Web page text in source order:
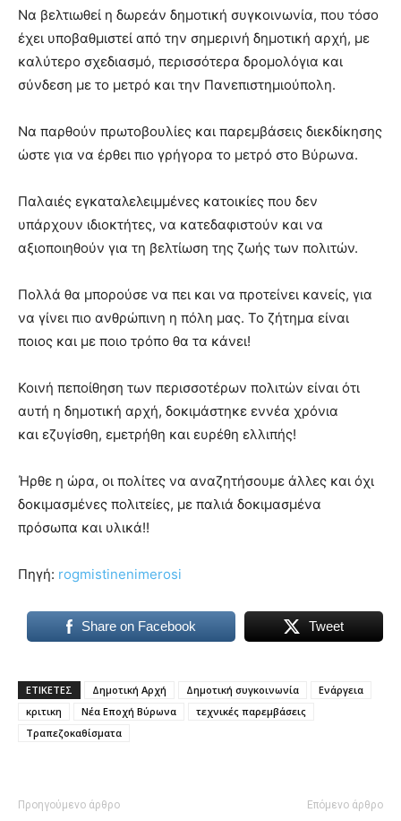
Να βελτιωθεί η δωρεάν δημοτική συγκοινωνία, που τόσο
έχει υποβαθμιστεί από την σημερινή δημοτική αρχή, με
καλύτερο σχεδιασμό, περισσότερα δρομολόγια και
σύνδεση με το μετρό και την Πανεπιστημιούπολη.
Να παρθούν πρωτοβουλίες και παρεμβάσεις διεκδίκησης
ώστε για να έρθει πιο γρήγορα το μετρό στο Βύρωνα.
Παλαιές εγκαταλελειμμένες κατοικίες που δεν
υπάρχουν ιδιοκτήτες, να κατεδαφιστούν και να
αξιοποιηθούν για τη βελτίωση της ζωής των πολιτών.
Πολλά θα μπορούσε να πει και να προτείνει κανείς, για
να γίνει πιο ανθρώπινη η πόλη μας. Το ζήτημα είναι
ποιος και με ποιο τρόπο θα τα κάνει!
Κοινή πεποίθηση των περισσοτέρων πολιτών είναι ότι
αυτή η δημοτική αρχή, δοκιμάστηκε εννέα χρόνια
και εζυγίσθη, εμετρήθη και ευρέθη ελλιπής!
Ήρθε η ώρα, οι πολίτες να αναζητήσουμε άλλες και όχι
δοκιμασμένες πολιτείες, με παλιά δοκιμασμένα
πρόσωπα και υλικά!!
Πηγή: rogmistinenimerosi
Share on Facebook Tweet
ΕΤΙΚΕΤΕΣ Δημοτική Αρχή Δημοτική συγκοινωνία
Ενάργεια
κριτικη
Νέα Εποχή Βύρωνα
τεχνικές παρεμβάσεις
Τραπεζοκαθίσματα
Προηγούμενο άρθρο Επόμενο άρθρο